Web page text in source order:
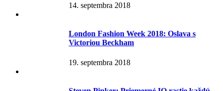
14. septembra 2018
London Fashion Week 2018: Oslava s
Victoriou Beckham
19. septembra 2018